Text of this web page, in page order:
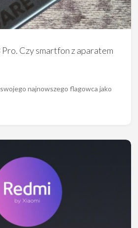
Czy smartfon z aparatem
najnowszego flagowca jako